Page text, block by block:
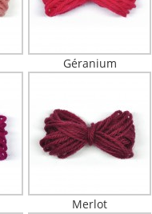
Géranium
Merlot